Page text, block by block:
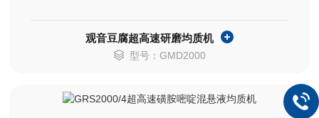
观音豆腐超高速研磨均质机
型号：GMD2000